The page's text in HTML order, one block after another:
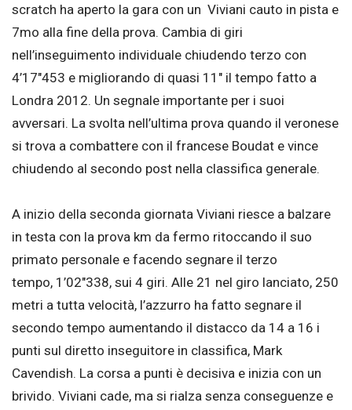
scratch ha aperto la gara con un Viviani cauto in pista e
7mo alla fine della prova. Cambia di giri
nell’inseguimento individuale chiudendo terzo con
4’17″453 e migliorando di quasi 11″ il tempo fatto a
Londra 2012. Un segnale importante per i suoi
avversari. La svolta nell’ultima prova quando il veronese
si trova a combattere con il francese Boudat e vince
chiudendo al secondo post nella classifica generale.
A inizio della seconda giornata Viviani riesce a balzare
in testa con la prova km da fermo ritoccando il suo
primato personale e facendo segnare il terzo
tempo, 1’02″338, sui 4 giri. Alle 21 nel giro lanciato, 250
metri a tutta velocità, l’azzurro ha fatto segnare il
secondo tempo aumentando il distacco da 14 a 16 i
punti sul diretto inseguitore in classifica, Mark
Cavendish. La corsa a punti è decisiva e inizia con un
brivido. Viviani cade, ma si rialza senza conseguenze e